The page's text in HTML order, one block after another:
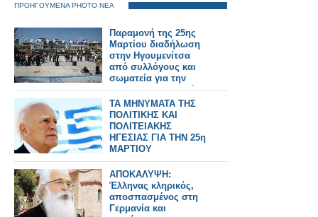
ΠΡΟΗΓΟΥΜΕΝΑ PHOTO ΝΕΑ
Παραμονή της 25ης
Μαρτίου διαδήλωση
στην Ηγουμενίτσα
από συλλόγους και
σωματεία για την
ιατροφαρμακευτική
περίθαλψη
ΤΑ ΜΗΝΥΜΑΤΑ ΤΗΣ
ΠΟΛΙΤΙΚΗΣ ΚΑΙ
ΠΟΛΙΤΕΙΑΚΗΣ
ΗΓΕΣΙΑΣ ΓΙΑ ΤΗΝ 25η
ΜΑΡΤΙΟΥ
ΑΠΟΚΑΛΥΨΗ:
Έλληνας κληρικός,
αποσπασμένος στη
Γερμανία και